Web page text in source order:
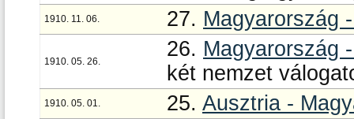
1910. 11. 06. 27. Magyarország
1910. 05. 26.
26. Magyarország
két nemzet
1910. 05. 01. 25. Ausztria -